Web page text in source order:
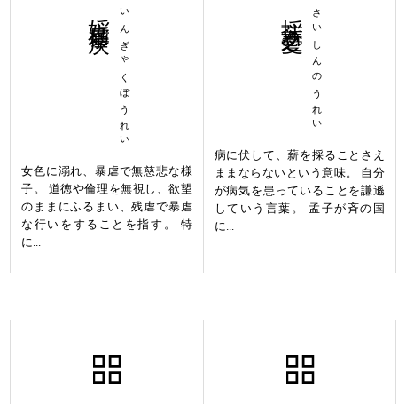
いんぎゃくぼうれい
女色に溺れ、暴虐で無慈悲な様
子。 道徳や倫理を無視し、欲望
のままにふるまい、残虐で暴虐
な行いをすることを指す。 特
に...
さいしんのうれい
病に伏して、薪を採ることさえ
ままならないという意味。 自分
が病気を患っていることを謙遜
していう言葉。 孟子が斉の国
に...